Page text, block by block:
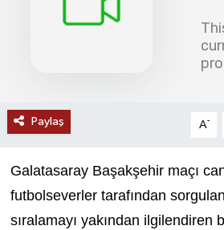
Paylaş A-
Galatasaray Başakşehir maçı
futbolseverler tarafından
sıralamayı yakından ilgilendiren
MEDYA
TEKNOLOJİ